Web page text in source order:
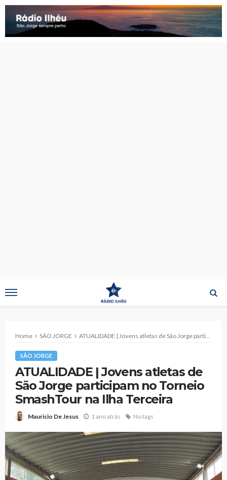
Home SÃO JORGE ATUALIDADE | Jovens atletas de São Jorge participam no Torneio SmashTour na Ilha Terceira
SÃO JORGE
ATUALIDADE | Jovens atletas de
São Jorge participam no Torneio
SmashTour na Ilha Terceira
Mauricio De Jesus 1 ano atrás No tags